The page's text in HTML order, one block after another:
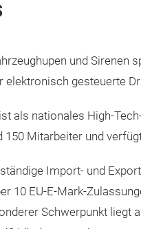
und Sirenen
elektronisch gesteuerte
als nationales High-
150 Mitarbeiter und
Import- und
10 EU-E-Mark-
Schwerpunkt liegt